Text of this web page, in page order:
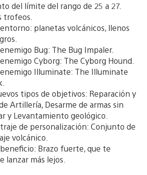
del límite del rango de 25 a 27.
trofeos.
planetas volcánicos, llenos
Bug: The Bug Impaler.
Cyborg: The Cyborg Hound.
Illuminate: The Illuminate
tipos de objetivos: Reparación y
Artillería, Desarme de armas sin
y Levantamiento geológico.
de personalización: Conjunto de
volcánico.
Brazo fuerte, que te
lanzar más lejos.